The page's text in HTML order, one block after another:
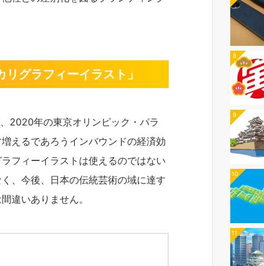
グラフィーイラスト」
2020年の東京オリンピック・パラ
えるであろうインバウンドの経済効
フィーイラストは使えるのではない
、今後、日本の伝統芸術の域に達す
違いありません。
8
9
10
11